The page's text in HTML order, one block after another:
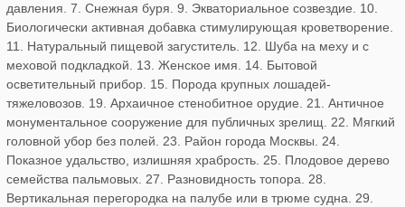
давления. 7. Снежная буря. 9. Экваториальное созвездие. 10.
Биологически активная добавка стимулирующая кроветворение.
11. Натуральный пищевой загуститель. 12. Шуба на меху и с
меховой подкладкой. 13. Женское имя. 14. Бытовой
осветительный прибор. 15. Порода крупных лошадей-
тяжеловозов. 19. Архаичное стенобитное орудие. 21. Античное
монументальное сооружение для публичных зрелищ. 22. Мягкий
головной убор без полей. 23. Район города Москвы. 24.
Показное удальство, излишняя храбрость. 25. Плодовое дерево
семейства пальмовых. 27. Разновидность топора. 28.
Вертикальная перегородка на палубе или в трюме судна. 29.